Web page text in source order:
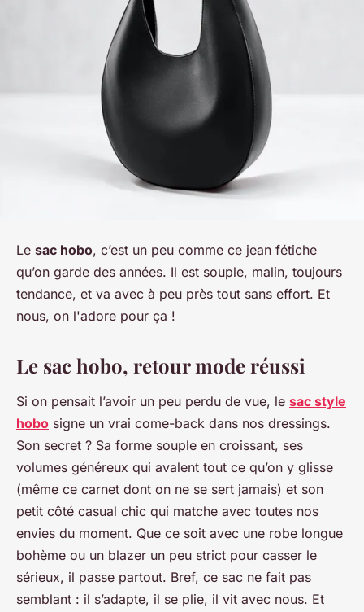
Le sac hobo, c’est un peu comme ce jean fétiche
qu’on garde des années. Il est souple, malin, toujours
tendance, et va avec à peu près tout sans effort. Et
nous, on l'adore pour ça !
Le sac hobo, retour mode réussi
Si on pensait l’avoir un peu perdu de vue, le sac style
hobo signe un vrai come-back dans nos dressings.
Son secret ? Sa forme souple en croissant, ses
volumes généreux qui avalent tout ce qu’on y glisse
(même ce carnet dont on ne se sert jamais) et son
petit côté casual chic qui matche avec toutes nos
envies du moment. Que ce soit avec une robe longue
bohème ou un blazer un peu strict pour casser le
sérieux, il passe partout. Bref, ce sac ne fait pas
semblant : il s’adapte, il se plie, il vit avec nous. Et